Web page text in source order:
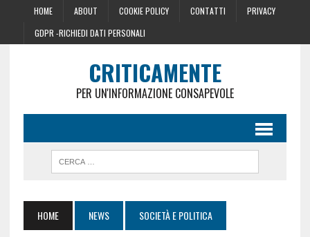
HOME ABOUT COOKIE POLICY CONTATTI
PRIVACY
GDPR -RICHIEDI DATI PERSONALI
CRITICAMENTE
PER UN'INFORMAZIONE CONSAPEVOLE
HOME NEWS SOCIETÀ E POLITICA